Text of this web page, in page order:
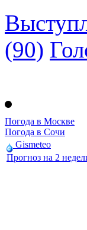
(90)
Погода в Москве
Погода в Сочи
Gismeteo
Прогноз на 2